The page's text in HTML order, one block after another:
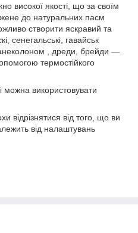
високої якості, що за своїм
до натуральних пасм
створити яскравий та
сенегальські, гавайськ
, дреди, брейди —
термостійкого
використовувати
відрізнятися від того, що ви
від налаштувань